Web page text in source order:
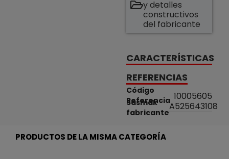
y detalles
constructivos
del fabricante
CARACTERÍSTICAS
REFERENCIAS
Código
Sasmak
10005605
Referencia
fabricante
A525643108
PRODUCTOS DE LA MISMA CATEGORÍA